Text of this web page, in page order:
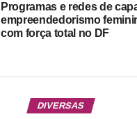
Programas e redes de
empreendedorismo
com força total no DF
DIVERSAS